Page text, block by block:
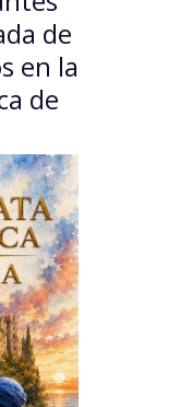
de
en la
de